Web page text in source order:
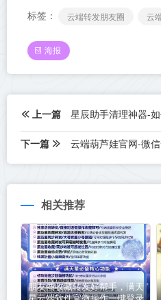
标签： 云端转发朋友圈 云
海报
上一篇 星辰助手清理神器-如
下一篇 云端葫芦娃官网-微
相关推荐
朋友圈收藏转发好帮手，满天